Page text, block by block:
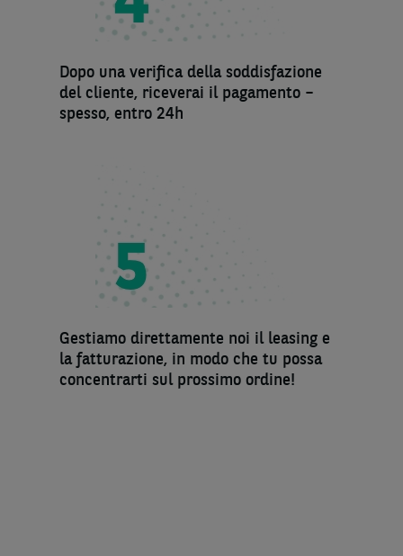
Dopo una verifica della soddisfazione
del cliente, riceverai il pagamento –
spesso, entro 24h
Gestiamo direttamente noi il leasing e
la fatturazione, in modo che tu possa
concentrarti sul prossimo ordine!